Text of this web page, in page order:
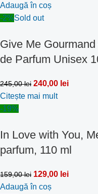
Adaugă în coș
-2%Sold out
Give Me
de Parfum Unisex
245,00lei 240,00 lei
Citește mai mult
-19%
In Love with You,
parfum, 110 ml
159,00lei 129,00 lei
Adaugă în coș